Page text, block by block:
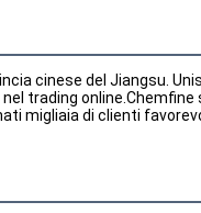
cinese del Jiangsu.
trading
migliaia di clienti